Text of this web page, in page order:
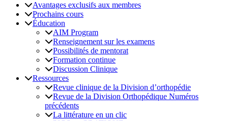
Avantages exclusifs aux membres
Prochains cours
Éducation
AIM Program
Renseignement sur les examens
Possibilités de mentorat
Formation continue
Discussion Clinique
Ressources
Revue clinique de la Division d’orthopédie
Revue de la Division Orthopédique Numéros
précédents
La littérature en un clic